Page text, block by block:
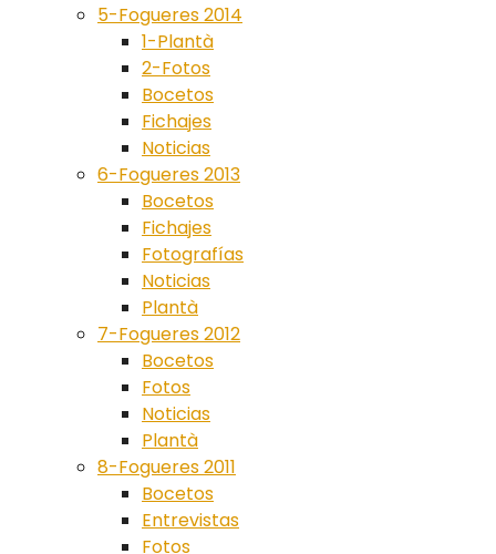
5-Fogueres 2014
1-Plantà
2-Fotos
Bocetos
Fichajes
Noticias
6-Fogueres 2013
Bocetos
Fichajes
Fotografías
Noticias
Plantà
7-Fogueres 2012
Bocetos
Fotos
Noticias
Plantà
8-Fogueres 2011
Bocetos
Entrevistas
Fotos